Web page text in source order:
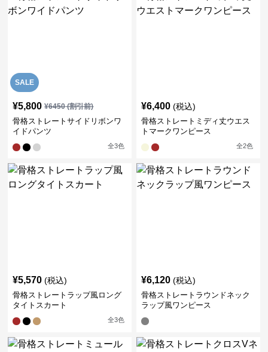
SALE
¥5,800 ¥6450(割引前)
骨格ストレートサイドリボンワ
イドパンツ
全3色
¥6,400 (税込)
骨格ストレートミディ丈ウエス
トマークワンピース
全2色
¥5,570 (税込)
骨格ストレートラップ風ロング
タイトスカート
全3色
¥6,120 (税込)
骨格ストレートラウンドネック
ラップ風ワンピース